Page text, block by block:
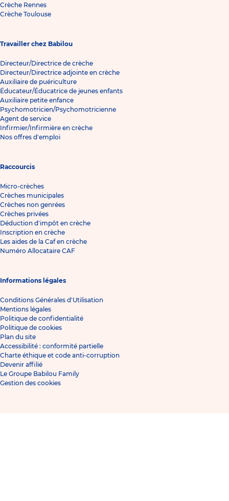
Crèche Rennes
Crèche Toulouse
Travailler chez Babilou
Directeur/Directrice de crèche
Directeur/Directrice adjointe en crèche
Auxiliaire de puériculture
Éducateur/Éducatrice de jeunes enfants
Auxiliaire petite enfance
Psychomotricien/Psychomotricienne
Agent de service
Infirmier/Infirmière en crèche
Nos offres d'emploi
Raccourcis
Micro-crèches
Crèches municipales
Crèches non genrées
Crèches privées
Déduction d'impôt en crèche
Inscription en crèche
Les aides de la Caf en crèche
Numéro Allocataire CAF
Informations légales
Conditions Générales d'Utilisation
Mentions légales
Politique de confidentialité
Politique de cookies
Plan du site
Accessibilité : conformité partielle
Charte éthique et code anti-corruption
Devenir affilié
Le Groupe Babilou Family
Gestion des cookies